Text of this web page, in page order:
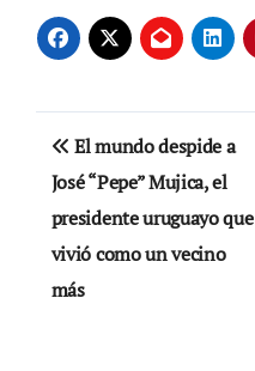
Navegación
de
entradas
El mundo despide a
José “Pepe” Mujica, el
presidente uruguayo que
vivió como un vecino
más